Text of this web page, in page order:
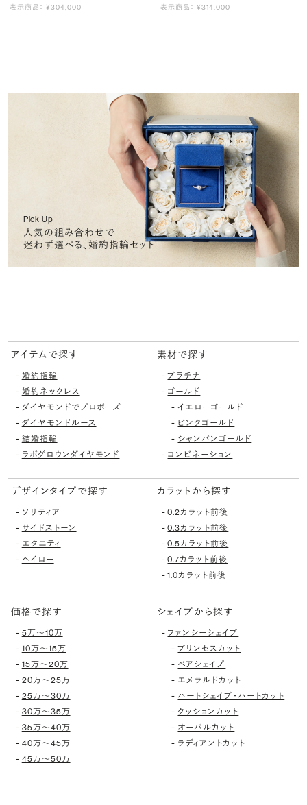
表示商品： ¥304,000 表示商品： ¥314,000
Pick Up
人気の組み合わせで
迷わず選べる、婚約指輪セット
アイテムで探す
- 婚約指輪
- 婚約ネックレス
- ダイヤモンドでプロポーズ
- ダイヤモンドルース
- 結婚指輪
- ラボグロウンダイヤモンド
素材で探す
-プラチナ
- ゴールド
-イエローゴールド
- ピンクゴールド
- シャンパンゴールド
- コンビネーション
デザインタイプで探す
- ソリティア
- サイドストーン
- エタニティ
- ヘイロー
カラットから探す
-0.2カラット前後
-0.3カラット前後
-0.5カラット前後
-0.7カラット前後
-1.0カラット前後
価格で探す
- 5万〜10万
- 10万〜15万
- 15万〜20万
- 20万〜25万
- 25万〜30万
- 30万〜35万
- 35万〜40万
- 40万〜45万
- 45万〜50万
シェイプから探す
- ファンシーシェイプ
-プリンセスカット
- ペアシェイプ
- エメラルドカット
- ハートシェイプ・ハートカット
- クッションカット
- オーバルカット
- ラディアントカット